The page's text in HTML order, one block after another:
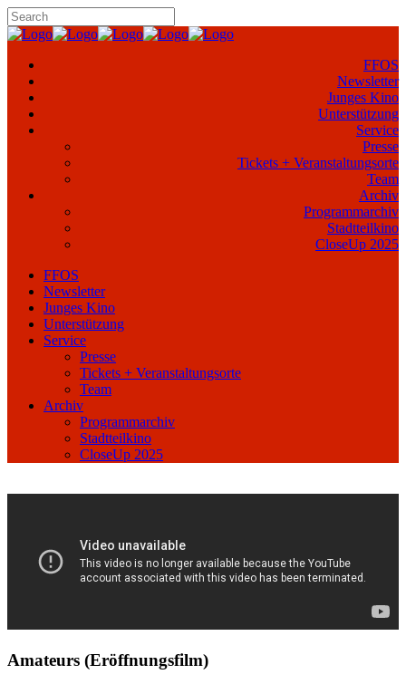
FFOS
Newsletter
Junges Kino
Unterstützung
Service
Presse
Tickets + Veranstaltungsorte
Team
Archiv
Programmarchiv
Stadtteilkino
CloseUp 2025
FFOS
Newsletter
Junges Kino
Unterstützung
Service
Presse
Tickets + Veranstaltungsorte
Team
Archiv
Programmarchiv
Stadtteilkino
CloseUp 2025
Amateurs (Eröffnungsfilm)